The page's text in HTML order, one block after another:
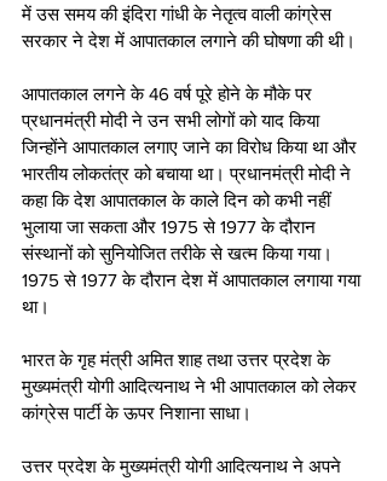
में उस समय की इंदिरा गांधी के नेतृत्व वाली कांग्रेस
सरकार ने देश में आपातकाल लगाने की घोषणा की थी।
आपातकाल लगने के 46 वर्ष पूरे होने के मौके पर
प्रधानमंत्री मोदी ने उन सभी लोगों को याद किया
जिन्होंने आपातकाल लगाए जाने का विरोध किया था और
भारतीय लोकतंत्र को बचाया था। प्रधानमंत्री मोदी ने
कहा कि देश आपातकाल के काले दिन को कभी नहीं
भुलाया जा सकता और 1975 से 1977 के दौरान
संस्थानों को सुनियोजित तरीके से खत्म किया गया।
1975 से 1977 के दौरान देश में आपातकाल लगाया गया
था।
भारत के गृह मंत्री अमित शाह तथा उत्तर प्रदेश के
मुख्यमंत्री योगी आदित्यनाथ ने भी आपातकाल को लेकर
कांग्रेस पार्टी के ऊपर निशाना साधा।
उत्तर प्रदेश के मुख्यमंत्री योगी आदित्यनाथ ने अपने